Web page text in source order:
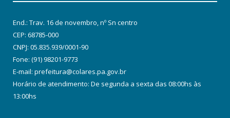
End.: Trav. 16 de novembro, nº Sn centro
CEP: 68785-000
CNPJ: 05.835.939/0001-90
Fone: (91) 98201-9773
E-mail: prefeitura@colares.pa.gov.br
Horário de atendimento: De segunda a sexta das 08:00hs às
13:00hs